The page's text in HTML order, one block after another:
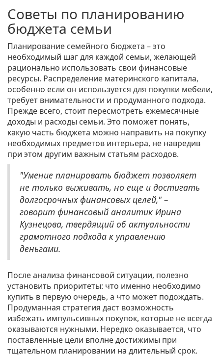
Советы по планированию
бюджета семьи
Планирование семейного бюджета – это
необходимый шаг для каждой семьи, желающей
рационально использовать свои финансовые
ресурсы. Распределение материнского капитала,
особенно если он используется для покупки мебели,
требует внимательности и продуманного подхода.
Прежде всего, стоит пересмотреть ежемесячные
доходы и расходы семьи. Это поможет понять,
какую часть бюджета можно направить на покупку
необходимых предметов интерьера, не навредив
при этом другим важным статьям расходов.
"Умение планировать бюджет позволяет
не только выживать, но еще и достигать
долгосрочных финансовых целей," –
говорит финансовый аналитик Ирина
Кузнецова, твердящий об актуальности
грамотного подхода к управлению
деньгами.
После анализа финансовой ситуации, полезно
установить приоритеты: что именно необходимо
купить в первую очередь, а что может подождать.
Продуманная стратегия даст возможность
избежать импульсивных покупок, которые не всегда
оказываются нужными. Нередко оказывается, что
поставленные цели вполне достижимы при
тщательном планировании на длительный срок.